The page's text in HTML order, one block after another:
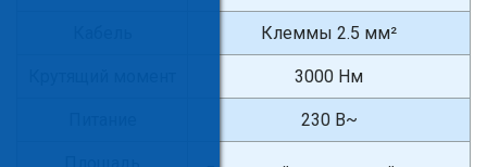
Клеммы 2.5 мм²
3000 Нм
230 В~